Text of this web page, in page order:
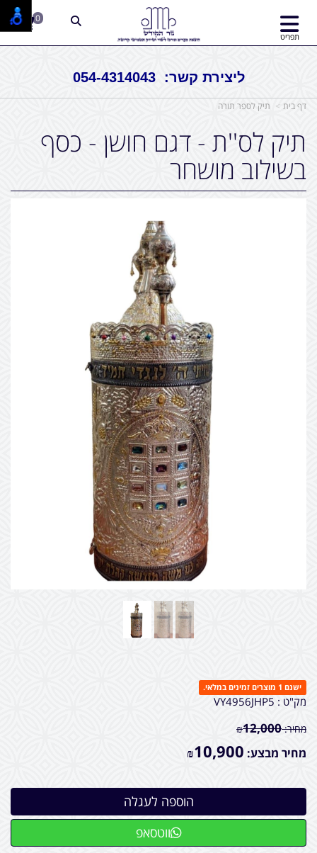
ליצירת קשר: 054-4314043
תפריט
0
דף בית תיק לספר תורה
תיק לס''ת - דגם חושן - כסף
בשילוב מושחר
ישנם 1 מוצרים זמינים במלאי.
מק"ט : VY4956JHP5
מחיר: ₪12,000
מחיר מבצע: ₪10,900
ווטסאפ